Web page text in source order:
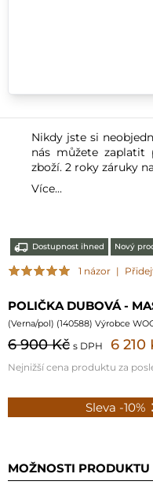
Nikdy jste si
nás můžete zaplatit
zboží. 2 roky záruky
Více...
Dostupnost ihned Nový
1 názor |
POLIČKA DUBOVÁ -
(Verna/pol) (140588) Výrobce
6 900 Kč s DPH 6 210
Nejnižší cena produktu za
Sleva -10%
MOŽNOSTI PRODUKTU